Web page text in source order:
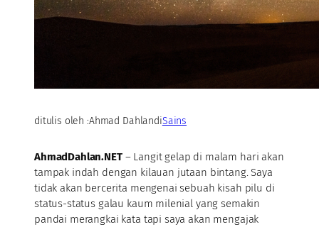
ditulis oleh :Ahmad DahlandiSains
AhmadDahlan.NET– Langit gelap di malam hari akan
tampak indah dengan kilauan jutaan bintang. Saya
tidak akan bercerita mengenai sebuah kisah pilu di
status-status galau kaum milenial yang semakin
pandai merangkai kata tapi saya akan mengajak